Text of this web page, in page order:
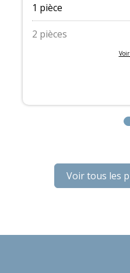
1 pièce
2 pièces
Voir tous les